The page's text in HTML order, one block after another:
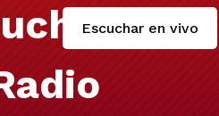
Escuchar en vivo